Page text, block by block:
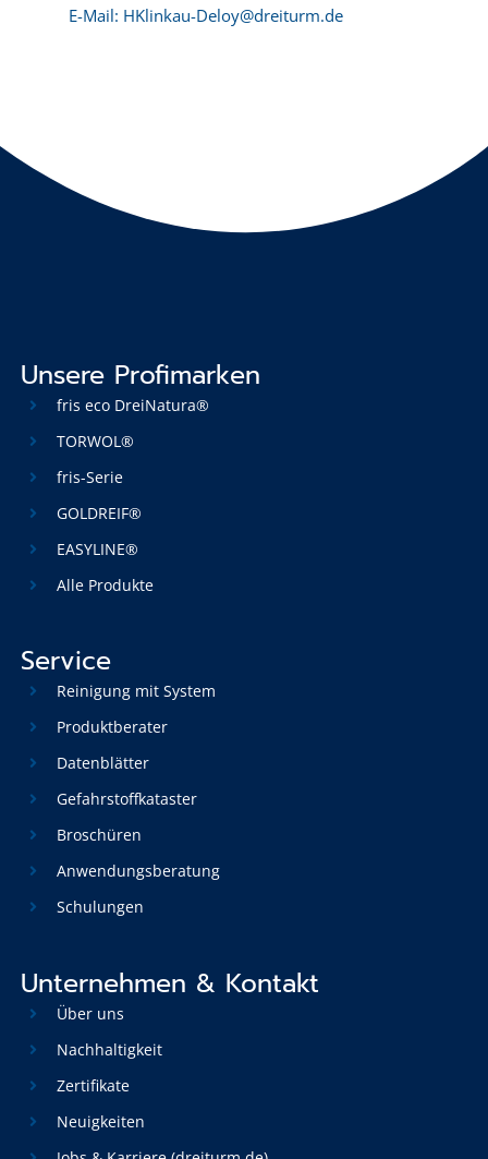
E-Mail: HKlinkau-Deloy@dreiturm.de
Unsere Profimarken
fris eco DreiNatura®
TORWOL®
fris-Serie
GOLDREIF®
EASYLINE®
Alle Produkte
Service
Reinigung mit System
Produktberater
Datenblätter
Gefahrstoffkataster
Broschüren
Anwendungsberatung
Schulungen
Unternehmen & Kontakt
Über uns
Nachhaltigkeit
Zertifikate
Neuigkeiten